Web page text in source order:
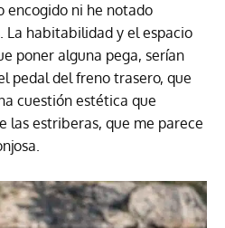
encogido ni he notado
La habitabilidad y el espacio
poner alguna pega, serían
pedal del freno trasero, que
cuestión estética que
las estriberas, que me parece